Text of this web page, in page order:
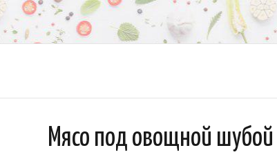
Мясо под овощной шубой